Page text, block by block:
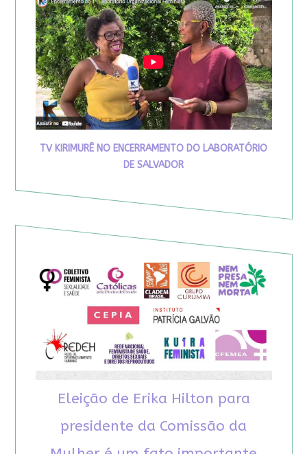
TV KIRIMURÊ NO ENCERRAMENTO DO LABORATÓRIO
DE SALVADOR
Eleição de Erika Hilton para
presidente da Comissão da